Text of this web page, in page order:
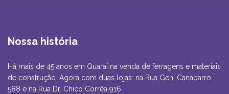
Nossa história
Há mais de 45 anos em Quaraí na venda de ferragens e materiais
de construção. Agora com duas lojas: na Rua Gen. Canabarro
588 e na Rua Dr. Chico Corrêa 916.